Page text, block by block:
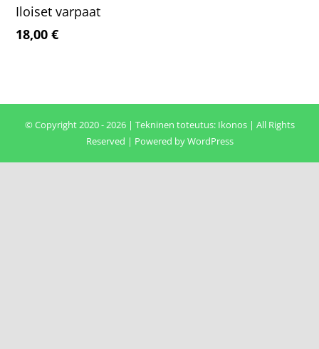
Iloiset varpaat
18,00€
© Copyright 2020 - 2026 | Tekninen toteutus: Ikonos| All Rights
Reserved | Powered byWordPress